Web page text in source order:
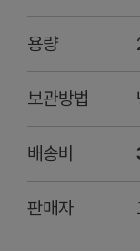
용량
보관방법
배송비
판매자